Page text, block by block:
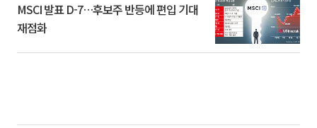
MSCI 발표 D-7…후보주 반등에 편입 기대
재점화